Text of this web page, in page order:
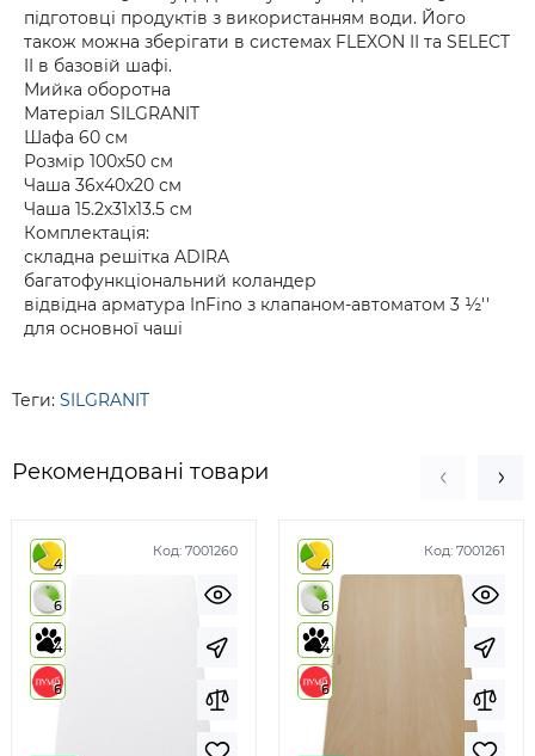
підготовці продуктів з використанням води. Його
також можна зберігати в системах FLEXON II та SELECT
II в базовій шафі.
Мийка оборотна
Матеріал SILGRANIT
Шафа 60 см
Розмір 100х50 см
Чаша 36х40х20 см
Чаша 15.2х31х13.5 см
Комплектація:
складна решітка ADIRA
багатофункціональний коландер
відвідна арматура InFino з клапаном-автоматом 3 ½''
для основної чаші
Теги: SILGRANIT
Рекомендовані товари
Код: 7001260
4
6
4
6
Код: 7001261
4
6
4
6